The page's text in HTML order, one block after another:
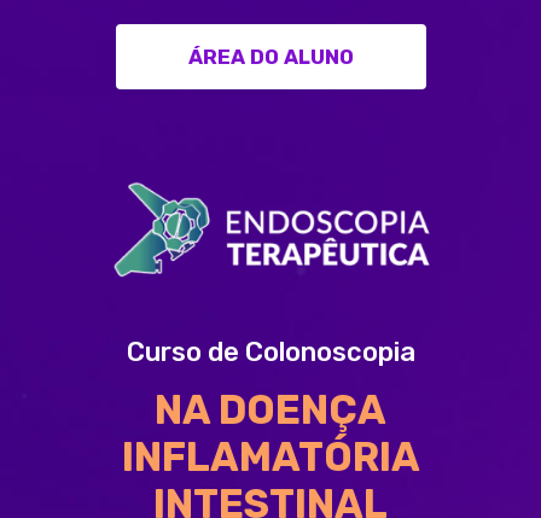
ÁREA DO ALUNO
Curso de Colonoscopia
NA DOENÇA
INFLAMATÓRIA
INTESTINAL